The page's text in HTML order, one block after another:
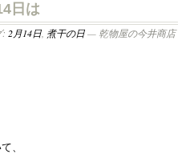
日は
: 2月14日 煮干の日— 乾物屋の今井商店
、